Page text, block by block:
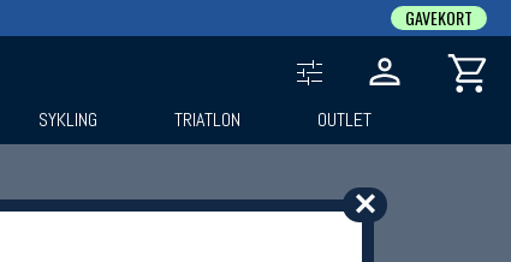
✕
GAVEKORT
SYKLING TRIATLON OUTLET